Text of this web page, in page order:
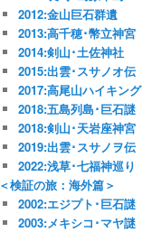
2012:金山巨石群遺
2013:高千穂･幣立神宮
2014:剣山･土佐神社
2015:出雲･スサノオ伝
2017:高尾山ハイキング
2018:五島列島･巨石謎
2018:剣山･天岩座神宮
2019:出雲･スサノヲ伝
2022:浅草･七福神巡り
＜検証の旅：海外篇＞
2002:エジプト･巨石謎
2003:メキシコ･マヤ謎